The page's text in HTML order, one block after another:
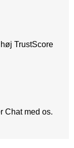
TrustScore
Chat med os.